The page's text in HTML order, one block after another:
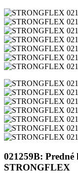
021259B:
STRONGFLEX